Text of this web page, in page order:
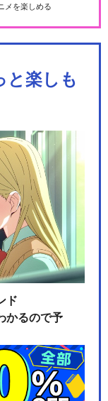
『薄桜鬼』新選
『薄桜鬼』HAK
『薄桜鬼』原田
メを楽しめる
と楽しも
ド
かるので予